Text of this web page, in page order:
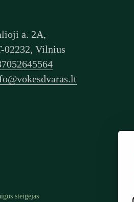
a. 2A,
02232, Vilnius
steigėjas